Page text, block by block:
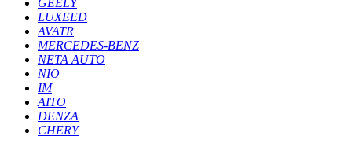
LUXEED
AVATR
MERCEDES-BENZ
NETA AUTO
NIO
IM
AITO
DENZA
CHERY